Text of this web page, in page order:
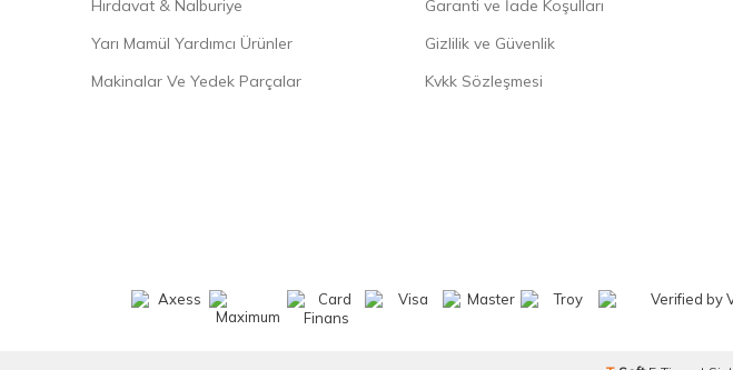
Hırdavat & Nalburiye
Yarı Mamül Yardımcı Ürünler
Makinalar Ve Yedek Parçalar
Garanti ve İade Koşulları
Gizlilik ve Güvenlik
Kvkk Sözleşmesi